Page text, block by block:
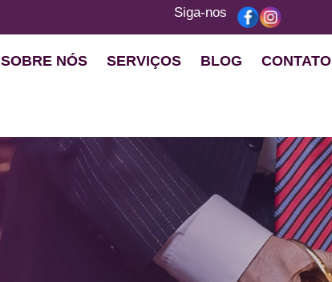
Siga-nos
SOBRE NÓS SERVIÇOS BLOG CONTATO